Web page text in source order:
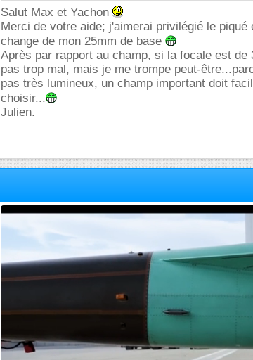
Salut Max et Yachon
Merci de votre aide; j'aimerai privilégié le
change de mon 25mm de base
Après par rapport au champ, si la focale est
pas trop mal, mais je me trompe peut-
pas très lumineux, un champ important doit
choisir...
Julien.